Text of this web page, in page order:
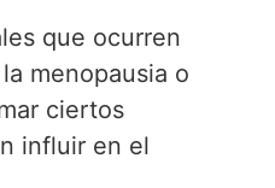
que ocurren
menopausia o
ciertos
influir en el